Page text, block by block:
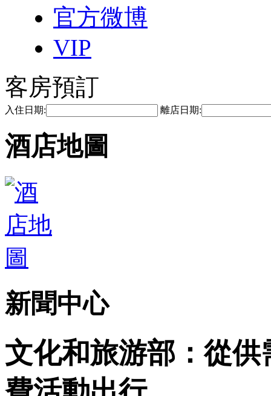
官方微博
VIP
客房預訂
入住日期: 離店日期:
酒店地圖
新聞中心
文化和旅游部：從